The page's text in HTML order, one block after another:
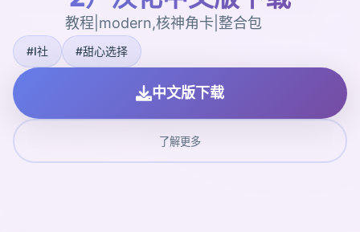
教程|modern,核神角卡|整合包
#I社 #甜心选择
中文版下载
了解更多